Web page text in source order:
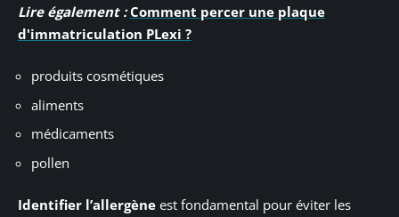
Lire également : Comment percer une plaque
d'immatriculation PLexi ?
produits cosmétiques
aliments
médicaments
pollen
Identifier l’allergène est fondamental pour éviter les